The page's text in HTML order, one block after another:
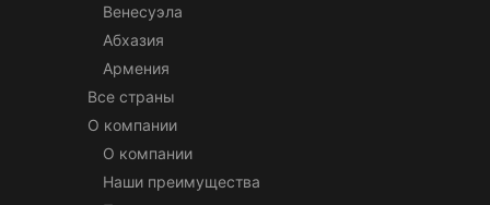
Венесуэла
Абхазия
Армения
Все страны
О компании
О компании
Наши преимущества